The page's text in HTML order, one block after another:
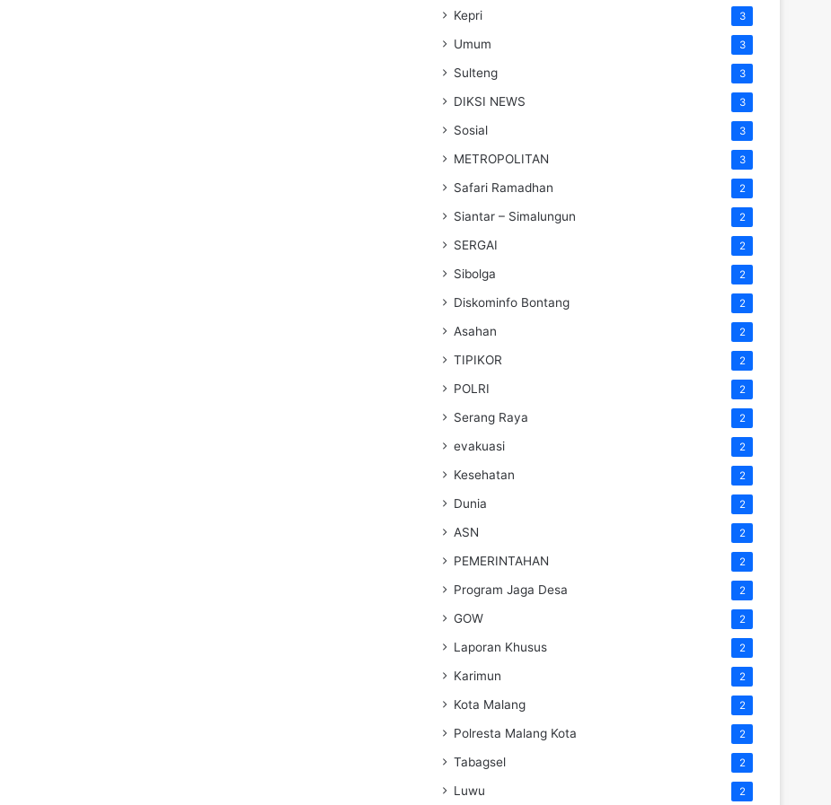
Kepri 3
Umum 3
Sulteng 3
DIKSI NEWS 3
Sosial 3
METROPOLITAN 3
Safari Ramadhan 2
Siantar – Simalungun 2
SERGAI 2
Sibolga 2
Diskominfo Bontang 2
Asahan 2
TIPIKOR 2
POLRI 2
Serang Raya 2
evakuasi 2
Kesehatan 2
Dunia 2
ASN 2
PEMERINTAHAN 2
Program Jaga Desa 2
GOW 2
Laporan Khusus 2
Karimun 2
Kota Malang 2
Polresta Malang Kota 2
Tabagsel 2
Luwu 2